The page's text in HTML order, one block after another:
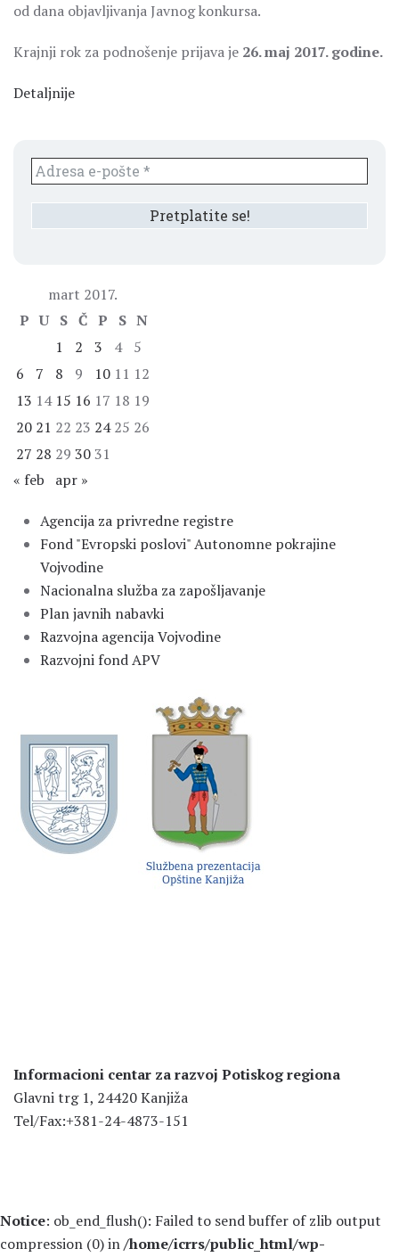
od dana objavljivanja Javnog konkursa.
Krajnji rok za podnošenje prijava je 26. maj 2017. godine.
Detaljnije
mart 2017.
P U S Č P S N
1
2 3 4
5
6
7 8 9 10 11 12
13 14 15 16 17 18 19
20 21 22 23 24 25 26
27 28 29 30 31
« feb
apr »
Agencija za privredne registre
Fond "Evropski poslovi" Autonomne pokrajine
Vojvodine
Nacionalna služba za zapošljavanje
Plan javnih nabavki
Razvojna agencija Vojvodine
Razvojni fond APV
Informacioni centar za razvoj Potiskog regiona
Glavni trg 1, 24420 Kanjiža
Tel/Fax:+381-24-4873-151
Notice: ob_end_flush(): Failed to send buffer of zlib output
compression (0) in/home/icrrs/public_html/wp-